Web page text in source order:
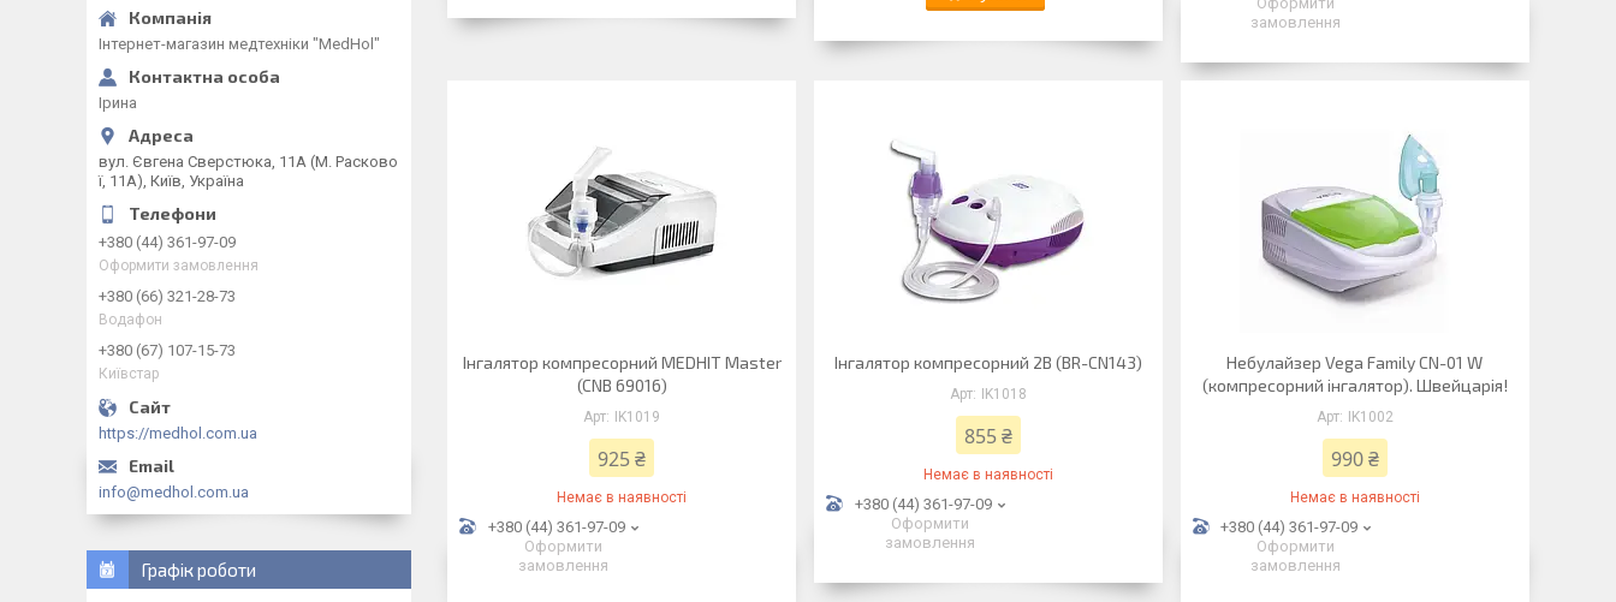
замовлення
Інгалятор компресорний MEDHIT Master
(CNB 69016)
IK1019
925 ₴
Немає в наявності
+380 (44) 361-97-09
Оформити
замовлення
Інгалятор компресорний 2B (BR-CN143)
IK1018
855 ₴
Немає в наявності
+380 (44) 361-97-09
Оформити
замовлення
Небулайзер Vega Family CN-01 W
(компресорний інгалятор). Швейцарія!
IK1002
990 ₴
Немає в наявності
+380 (44) 361-97-09
Оформити
замовлення
Інтернет-магазин медтехніки "MedHol"
Ірина
вул. Євгена Сверстюка, 11А (М. Расково
ї, 11А), Київ, Україна
+380 (44) 361-97-09
Оформити замовлення
+380 (66) 321-28-73
Водафон
+380 (67) 107-15-73
Київстар
https://medhol.com.ua
info@medhol.com.ua
Графік роботи